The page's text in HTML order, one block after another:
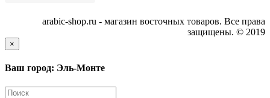
arabic-shop.ru - магазин восточных товаров. Все права
защищены. © 2019
×
Ваш город: Эль-Монте